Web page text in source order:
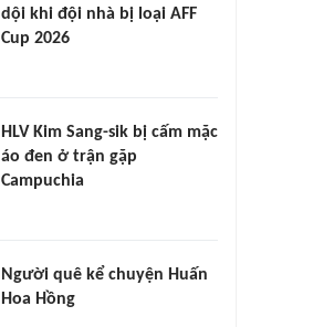
dội khi đội nhà bị loại AFF
Cup 2026
HLV Kim Sang-sik bị cấm mặc
áo đen ở trận gặp
Campuchia
Người quê kể chuyện Huấn
Hoa Hồng